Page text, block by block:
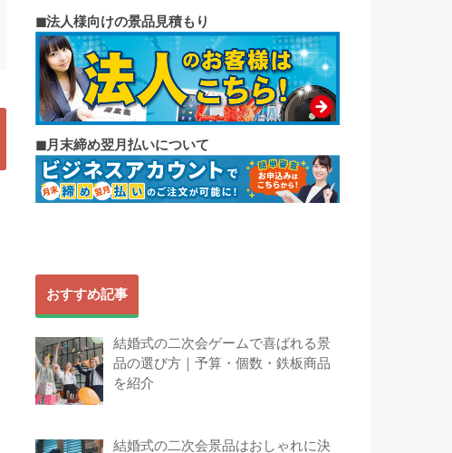
◼︎法人様向けの景品見積もり
◼︎月末締め翌月払いについて
おすすめ記事
結婚式の二次会ゲームで喜ばれる景
品の選び方｜予算・個数・鉄板商品
を紹介
結婚式の二次会景品はおしゃれに決